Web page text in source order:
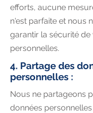
efforts, aucune
n'est parfaite et nous
garantir la sécurité de
personnelles.
4. Partage des
personnelles :
Nous ne partageons
données